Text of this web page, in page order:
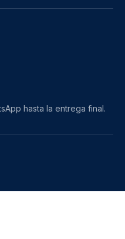
hasta la entrega final.